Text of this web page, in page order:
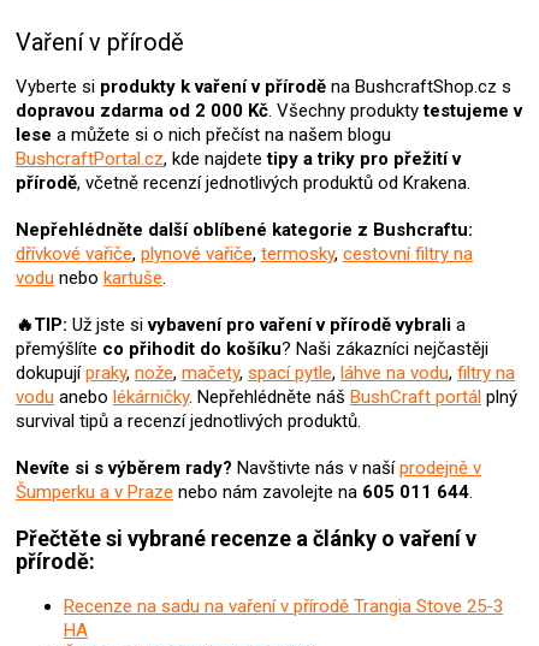
p
r
v
k
y
v
ý
p
i
u
Vaření v přírodě
Vyberte si produkty k vaření v přírodě na BushcraftShop.cz s
dopravou zdarma od 2 000 Kč. Všechny produktytestujeme v
lese a můžete si o nich přečíst na našem blogu
BushcraftPortal.cz, kde najdetetipy a triky pro přežití v
přírodě, včetně recenzí jednotlivých produktů od Krakena.
Nepřehlédněte další oblíbené kategorie z Bushcraftu:
dřívkové vařiče, plynové vařiče, termosky, cestovní filtry na
vodu nebo kartuše.
🔥TIP: Už jste sivybavení pro vaření v příroděvybrali a
přemýšlíte co přihodit do košíku? Naši zákazníci nejčastěji
dokupujípraky, nože, mačety, spací pytle, láhve na vodu, filtry na
vodu anebo lékárničky. Nepřehlédněte náš BushCraft portál plný
survival tipů a recenzí jednotlivých produktů.
Nevíte si s výběrem rady? Navštivte nás v našíprodejně v
Šumperku a v Praze nebo nám zavolejte na 605 011 644.
Přečtěte si vybrané recenze a články o vaření v
přírodě:
Recenze na sadu na vaření v přírodě Trangia Stove 25-3
HA